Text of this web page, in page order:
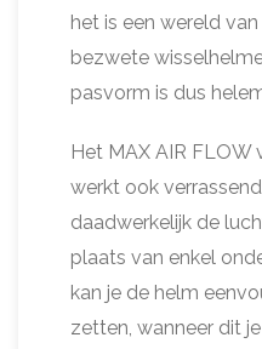
het is een wereld
bezwete
pasvorm is dus
Het MAX AIR
werkt ook
daadwerkelijk de
plaats van enkel
kan je de helm
zetten, wanneer dit